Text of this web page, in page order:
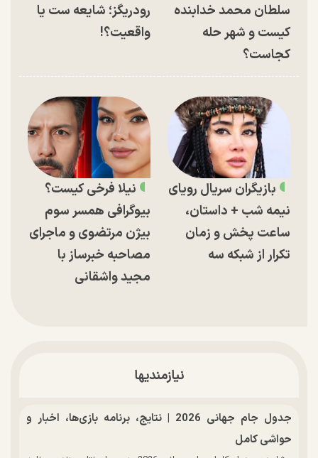
سلطان محمد خدابنده
کیست و شهر حله
کجاست؟
رودریگز؛ شایعه ست یا
واقعیت؟!
بازیگران سریال رویای
نیمه شب + داستان،
ساعت پخش و زمان
تکرار از شبکه سه
نیلا فرخی کیست؟
بیوگرافی همسر سوم
بیژن مرتضوی و ماجرای
مصاحبه خبرساز با
مجید واشقانی
نیازمندیها
جدول جام جهانی 2026 | نتایج، برنامه بازی‌ها، اخبار و
حواشی کامل